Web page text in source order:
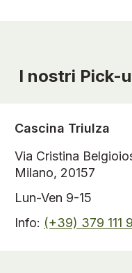
I nostri Pick-
Cascina Triulza
Via Cristina
Milano, 20157
Lun-Ven 9-15
Info: (+39) 379 111